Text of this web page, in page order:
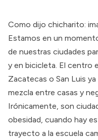
Como dijo chicharito:
Estamos en un
de nuestras ciudades
y en bicicleta. El centro
Zacatecas o San Luis
mezcla entre casas y
Irónicamente, son
obesidad, cuando hay
trayecto a la escuela